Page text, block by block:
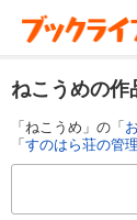
ねこうめの作
「ねこうめ」の「
「すのはら荘の管